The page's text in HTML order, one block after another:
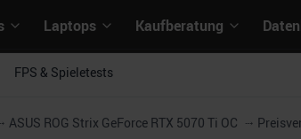
Laptops Kaufberatung
FPS & Spieletests
ASUS ROG Strix GeForce RTX 5070 Ti OC